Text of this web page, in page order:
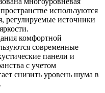
используются
регулируемые источники
комфортной
современные
панели и
с учетом
снизить уровень шума в